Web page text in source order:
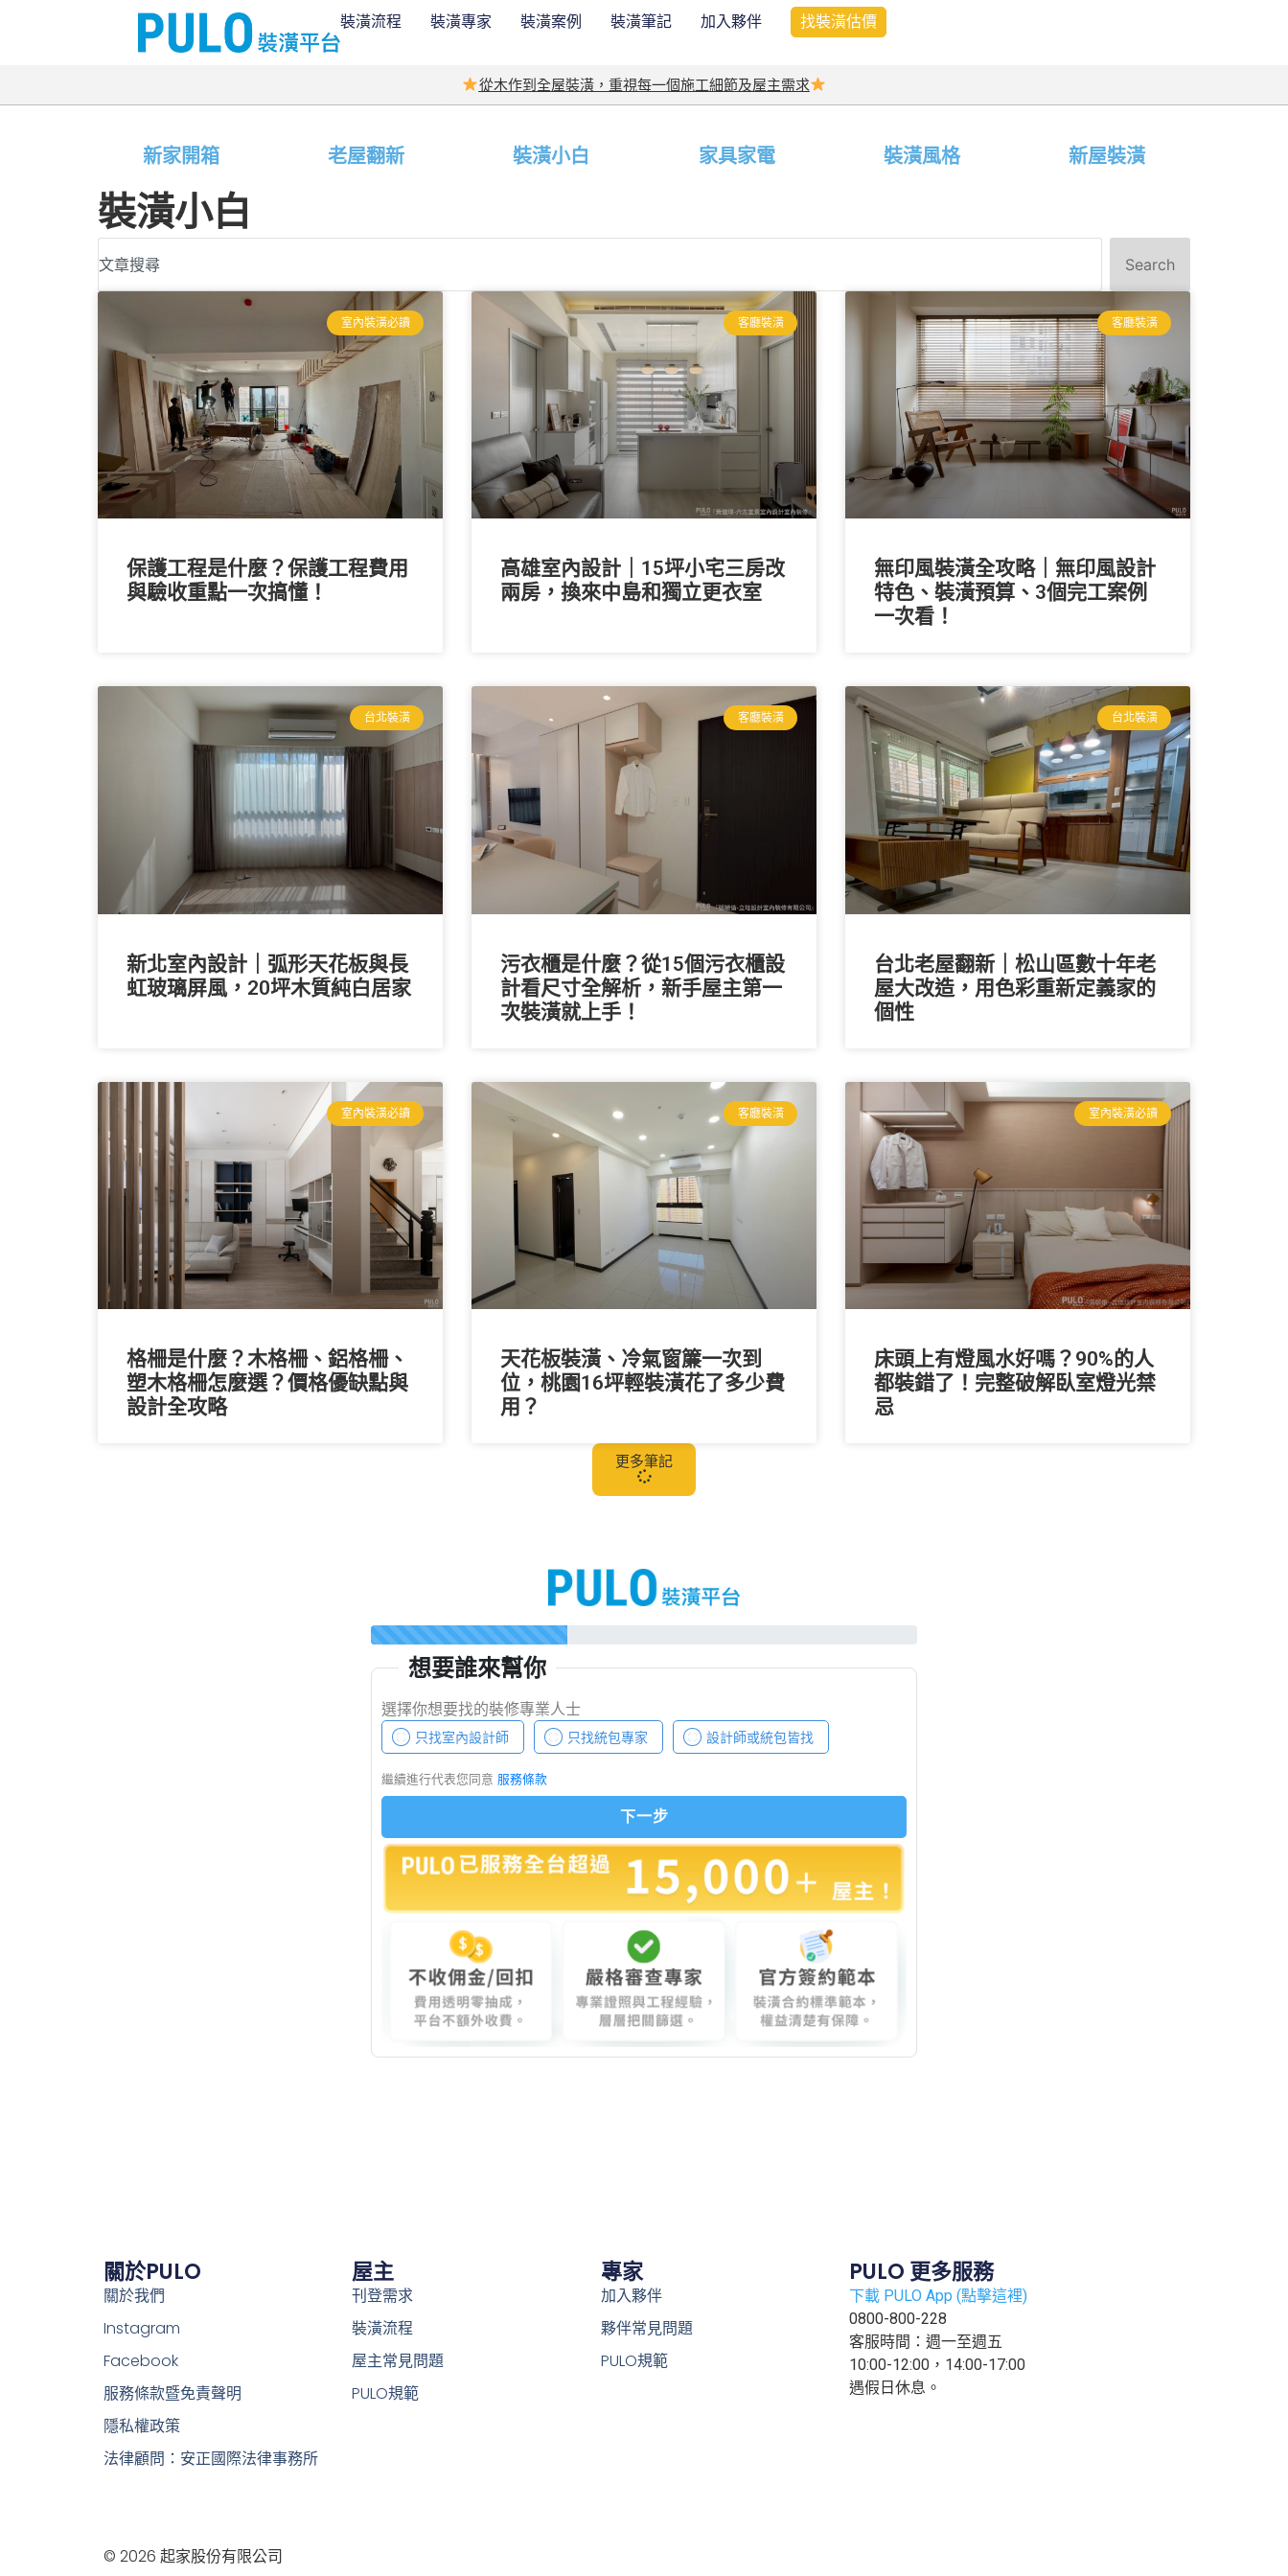
裝潢流程 裝潢專家 裝潢案例 裝潢筆記 加入夥伴 找裝潢估價
從木作到全屋裝潢，重視每一個施工細節及屋主需求
新家開箱 老屋翻新 裝潢小白 家具家電 裝潢風格 新屋裝潢
裝潢小白
Search
室內裝潢必讀
保護工程是什麼？保護工程費用
與驗收重點一次搞懂！
客廳裝潢
高雄室內設計｜15坪小宅三房改
兩房，換來中島和獨立更衣室
客廳裝潢
無印風裝潢全攻略｜無印風設計
特色、裝潢預算、3個完工案例
一次看！
台北裝潢
新北室內設計｜弧形天花板與長
虹玻璃屏風，20坪木質純白居家
客廳裝潢
污衣櫃是什麼？從15個污衣櫃設
計看尺寸全解析，新手屋主第一
次裝潢就上手！
台北裝潢
台北老屋翻新｜松山區數十年老
屋大改造，用色彩重新定義家的
個性
室內裝潢必讀
格柵是什麼？木格柵、鋁格柵、
塑木格柵怎麼選？價格優缺點與
設計全攻略
客廳裝潢
天花板裝潢、冷氣窗簾一次到
位，桃園16坪輕裝潢花了多少費
用？
室內裝潢必讀
床頭上有燈風水好嗎？90%的人
都裝錯了！完整破解臥室燈光禁
忌
更多筆記
關於PULO
關於我們
Instagram
Facebook
服務條款暨免責聲明
隱私權政策
法律顧問：安正國際法律事務所
屋主
刊登需求
裝潢流程
屋主常見問題
PULO規範
專家
加入夥伴
夥伴常見問題
PULO規範
PULO 更多服務
下載 PULO App (點擊這裡)
0800-800-228
客服時間：週一至週五
10:00-12:00，14:00-17:00
遇假日休息。
© 2026 起家股份有限公司